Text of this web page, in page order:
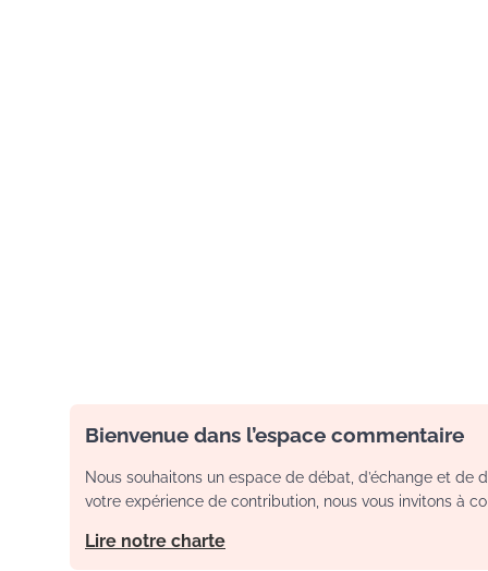
Bienvenue dans l’espace commentaire
Nous souhaitons un espace de débat, d’échange et
votre expérience de contribution, nous vous invitons à
Lire notre charte